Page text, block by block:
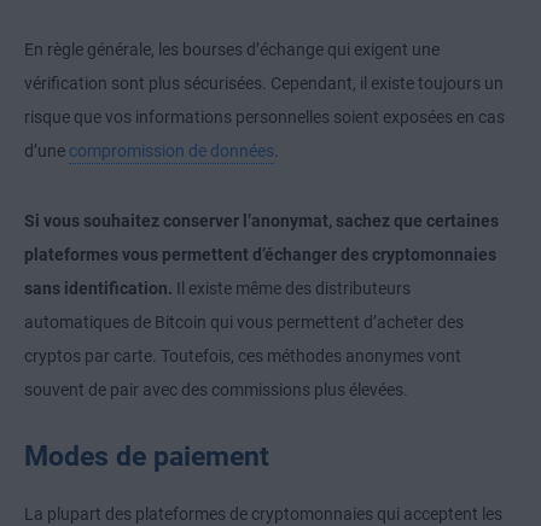
En règle générale, les bourses d’échange qui exigent une
vérification sont plus sécurisées. Cependant, il existe toujours un
risque que vos informations personnelles soient exposées en cas
d’une compromission de données.
Si vous souhaitez conserver l’anonymat, sachez que certaines
plateformes vous permettent d’échanger des cryptomonnaies
sans identification. Il existe même des distributeurs
automatiques de Bitcoin qui vous permettent d’acheter des
cryptos par carte. Toutefois, ces méthodes anonymes vont
souvent de pair avec des commissions plus élevées.
Modes de paiement
La plupart des plateformes de cryptomonnaies qui acceptent les